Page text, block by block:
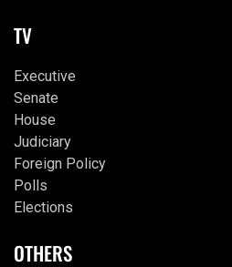
TV
Executive
Senate
House
Judiciary
Foreign Policy
Polls
Elections
OTHERS